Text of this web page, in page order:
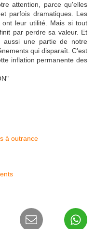
attention, parce qu'elles
parfois dramatiques. Les
ont leur utilité. Mais si tout
par perdre sa valeur. Et
aussi une partie de notre
qui disparaît. C'est
inflation permanente des